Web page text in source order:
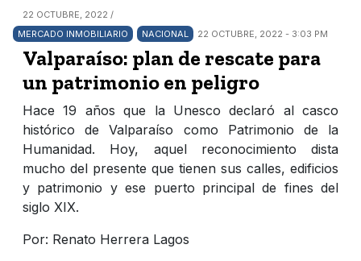
22 OCTUBRE, 2022 /
MERCADO INMOBILIARIO
NACIONAL 22 OCTUBRE, 2022 - 3:03 PM
Valparaíso: plan de rescate para
un patrimonio en peligro
Hace 19 años que la Unesco declaró al casco
histórico de Valparaíso como Patrimonio de la
Humanidad. Hoy, aquel reconocimiento dista
mucho del presente que tienen sus calles, edificios
y patrimonio y ese puerto principal de fines del
siglo XIX.
Por: Renato Herrera Lagos